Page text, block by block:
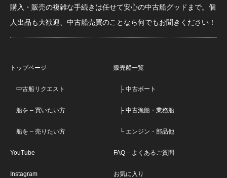
購入・販売の複雑な手続きは任せて安心の中古船グッドまで。個
人出品も大歓迎、中古船売買のことなら何でもお聞きください！
トップページ
中古船リクエスト
船を – 買いたい方
船を – 売りたい方
YouTube
Instagram
販売船一覧
├ 中古ボート
├ 中古漁船・業務船
└ エンジン・部品他
FAQ – よくあるご質問
お気に入り